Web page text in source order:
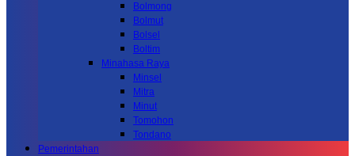
Bolmong
Bolmut
Bolsel
Boltim
Minahasa Raya
Minsel
Mitra
Minut
Tomohon
Tondano
Pemerintahan